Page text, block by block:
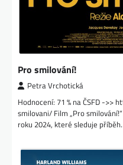
Pro smilování!
Petra Vrchotická
Hodnocení: 71 % na ČSFD -
smilovani/ Film „Pro
roku 2024, které sleduje